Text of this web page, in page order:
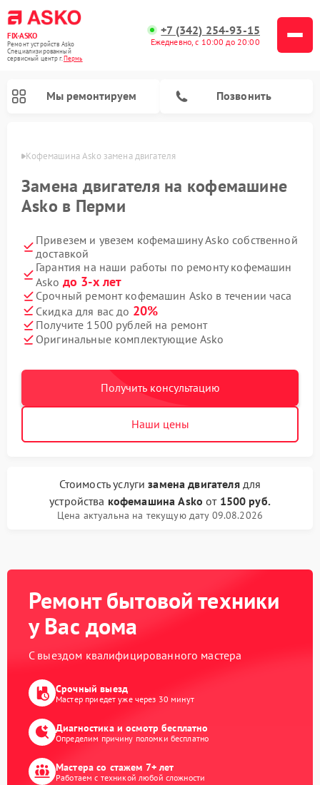
FIX-ASKO
Ремонт устройств Asko
Специализированный
cервисный центр г.Пермь
+7 (342) 254-93-15
Ежедневно, с 10:00 до 20:00
Мы ремонтируем Позвонить
Кофемашина Asko замена двигателя
Замена двигателя на кофемашине
Asko в Перми
Привезем и увезем кофемашину Asko собственной
доставкой
Гарантия на наши работы по ремонту кофемашин
Asko до 3-х лет
Срочный ремонт кофемашин Asko в течении часа
Скидка для вас до 20%
Получите 1500 рублей на ремонт
Оригинальные комплектующие Asko
Получить консультацию
Наши цены
Стоимость услугизамена двигателядля
устройства кофемашина Asko от 1500 руб.
Цена актуальна на текущую дату 09.08.2026
Ремонт бытовой техники
у Вас дома
С выездом квалифицированного мастера
Срочный выезд
Мастер приедет уже через 30 минут
Диагностика и осмотр бесплатно
Определим причину поломки бесплатно
Мастера со стажем 7+ лет
Работаем с техникой любой сложности